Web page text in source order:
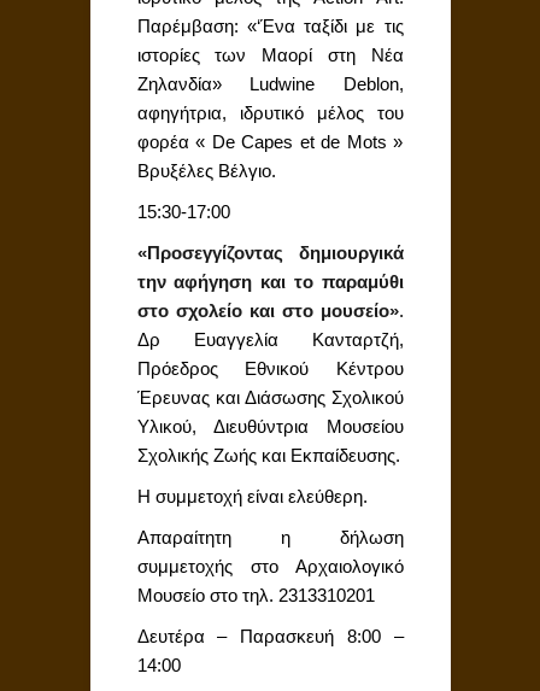
Παρέμβαση: «‘Ένα ταξίδι με τις
ιστορίες των Μαορί στη Νέα
Ζηλανδία» Ludwine Deblon,
αφηγήτρια, ιδρυτικό μέλος του
φορέα « De Capes et de Mots »
Βρυξέλες Βέλγιο.
15:30-17:00
«Προσεγγίζοντας δημιουργικά
την αφήγηση και το παραμύθι
στο σχολείο και στο μουσείο».
Δρ Ευαγγελία Κανταρτζή,
Πρόεδρος Εθνικού Κέντρου
Έρευνας και Διάσωσης Σχολικού
Υλικού, Διευθύντρια Μουσείου
Σχολικής Ζωής και Εκπαίδευσης.
Η συμμετοχή είναι ελεύθερη.
Απαραίτητη η δήλωση
συμμετοχής στο Αρχαιολογικό
Μουσείο στο τηλ. 2313310201
Δευτέρα – Παρασκευή 8:00 –
14:00